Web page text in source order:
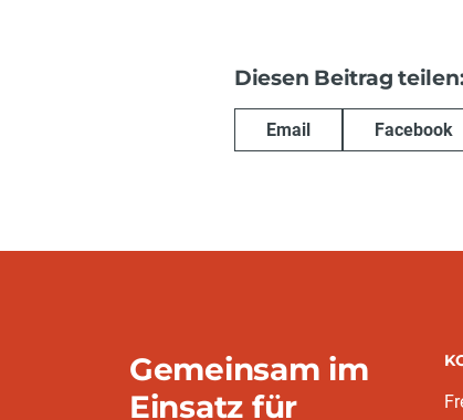
Diesen Beitrag
Email Facebook
Gemeinsam im
Einsatz für